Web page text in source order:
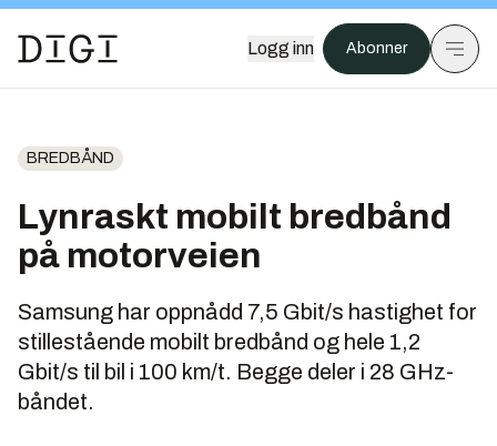
Logg inn Abonner
BREDBÅND
Lynraskt mobilt bredbånd
på motorveien
Samsung har oppnådd 7,5 Gbit/s hastighet for
stillestående mobilt bredbånd og hele 1,2
Gbit/s til bil i 100 km/t. Begge deler i 28 GHz-
båndet.